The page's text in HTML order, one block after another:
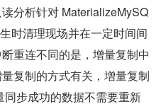
分析针对 MaterializeMySQ
时清理现场并在一定时间间
重连不同的是，增量复制中
复制的方式有关，增量复制
步成功的数据不需要重新